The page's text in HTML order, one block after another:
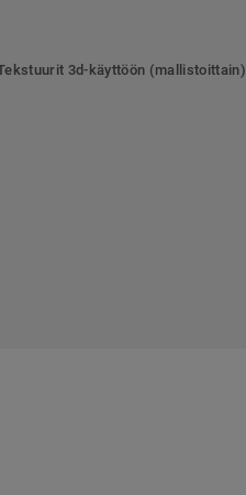
3d-käyttöön (mallistoittain)